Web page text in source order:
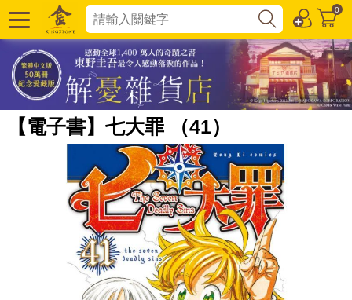
0
【電子書】七大罪 （41）